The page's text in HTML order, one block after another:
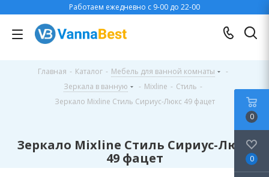
Работаем ежедневно с 9-00 до 22-00
Главная - Каталог - Мебель для ванной комнаты
-
Зеркала в ванную
- Mixline - Стиль -
Зеркало Mixline Стиль Сириус-Люкс 49 фацет
Зеркало Mixline Стиль Сириус-Люкс
49 фацет
0
0